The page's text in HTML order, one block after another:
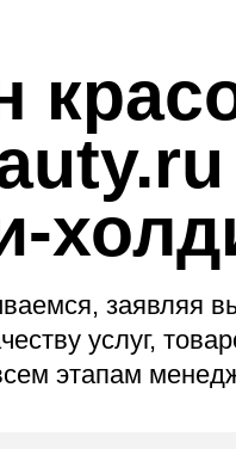
заявляя
услуг,
этапам